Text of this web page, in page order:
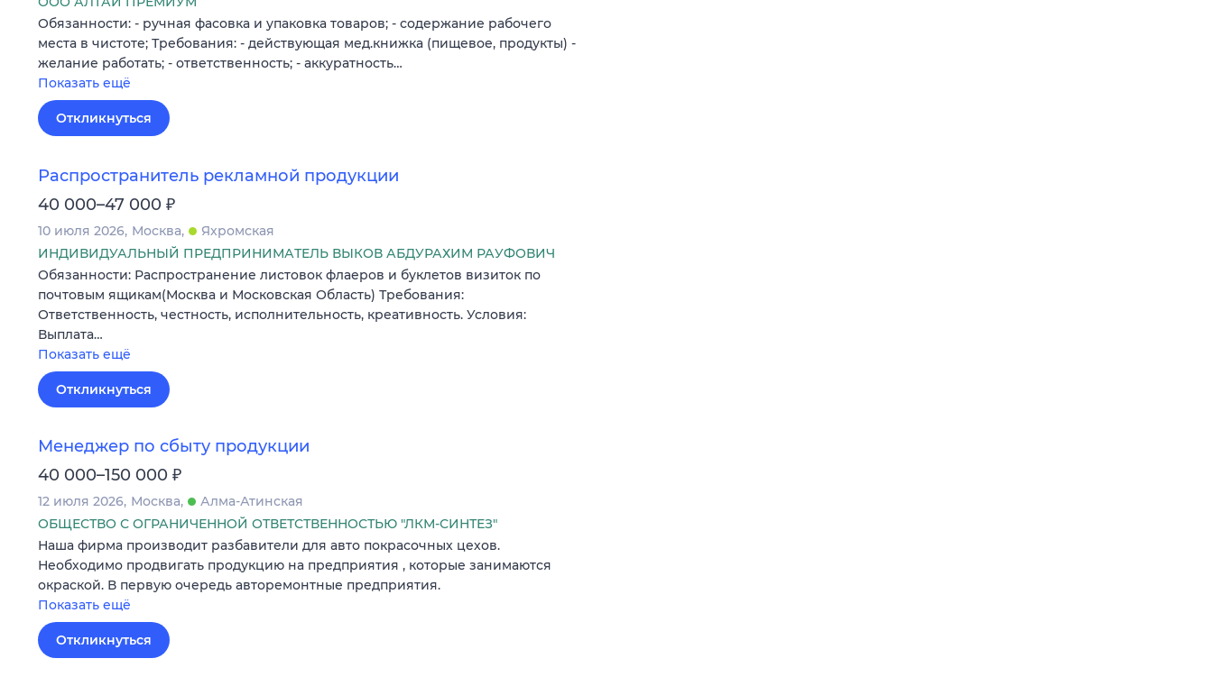
Обязанности: - ручная фасовка и упаковка товаров; - содержание рабочего
места в чистоте; Требования: - действующая мед.книжка (пищевое, продукты) -
желание работать; - ответственность; - аккуратность…
Показать ещё
Откликнуться
Распространитель рекламной продукции
40 000–47 000 ₽
10 июля 2026 Москва
Яхромская
ИНДИВИДУАЛЬНЫЙ ПРЕДПРИНИМАТЕЛЬ ВЫКОВ АБДУРАХИМ РАУФОВИЧ
Обязанности: Распространение листовок флаеров и буклетов визиток по
почтовым ящикам(Москва и Московская Область) Требования:
Ответственность, честность, исполнительность, креативность. Условия:
Выплата…
Показать ещё
Откликнуться
Менеджер по сбыту продукции
40 000–150 000 ₽
12 июля 2026 Москва
Алма-Атинская
ОБЩЕСТВО С ОГРАНИЧЕННОЙ ОТВЕТСТВЕННОСТЬЮ "ЛКМ-СИНТЕЗ"
Наша фирма производит разбавители для авто покрасочных цехов.
Необходимо продвигать продукцию на предприятия , которые занимаются
окраской. В первую очередь авторемонтные предприятия.
Показать ещё
Откликнуться